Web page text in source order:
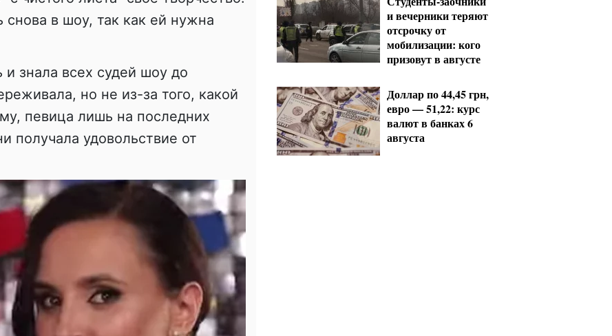
снова в шоу, так как ей нужна
и знала всех судей шоу до
но не из-за того, какой
певица лишь на последних
получала удовольствие от
и вечерники теряют
отсрочку от
мобилизации: кого
призовут в августе
Доллар по 44,45 грн,
евро — 51,22: курс
валют в банках 6
августа